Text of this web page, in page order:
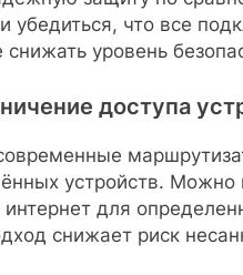
убедиться, что все
снижать уровень
доступа
устройств. Можно
интернет для
снижает риск